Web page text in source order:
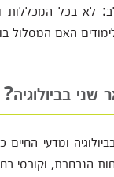
לב: לא בכל
האם המסלול
בביולוגיה?
ומדעי
הנבחרת, וקורסי